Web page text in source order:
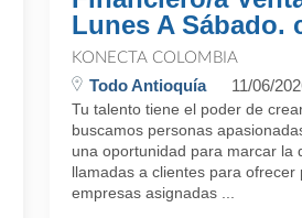
Lunes A Sábado.
KONECTA COLOMBIA
Todo Antioquía 11/06/
Tu talento tiene el poder de
buscamos personas
una oportunidad para marcar la
llamadas a clientes para
empresas asignadas ...